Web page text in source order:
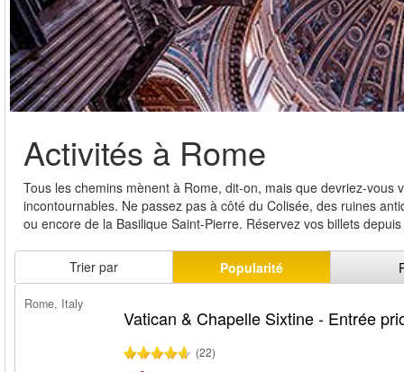
Activités à Rome
Tous les chemins mènent à Rome, dit-on, mais que devriez-
incontournables. Ne passez pas à côté du Colisée, des ruines
ou encore de la Basilique Saint-Pierre. Réservez vos billets
Trier par Popularité
Rome, Italy
Vatican & Chapelle Sixtine - Entrée
(22)